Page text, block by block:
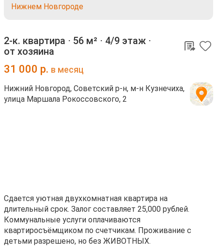
Нижнем Новгороде
2-к. квартира ⋅ 56 м² ⋅ 4/9 этаж ⋅
от хозяина
31 000 р. в месяц
Нижний Новгород, Советский р-н, м-н Кузнечиха,
улица Маршала Рокоссовского, 2
Сдается уютная двухкомнатная квартира на
длительный срок. Залог составляет 25,000 рублей.
Коммунальные услуги оплачиваются
квартиросъёмщиком по счетчикам. Проживание с
детьми разрешено, но без ЖИВОТНЫХ.